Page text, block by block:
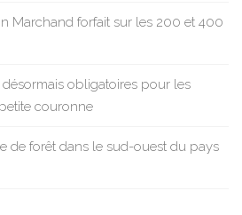
Marchand forfait sur les 200 et 400
obligatoires pour les
couronne
de forêt dans le sud-ouest du pays